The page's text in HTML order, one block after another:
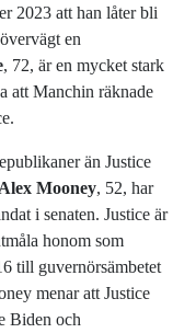
2023 att han låter bli
en
, 72, är en mycket stark
att Manchin räknade
än Justice
Mooney, 52, har
i senaten. Justice är
honom som
till guvernörsämbetet
menar att Justice
Biden och